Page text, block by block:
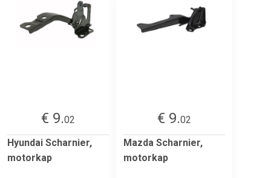
€ 9.02
Hyundai Scharnier,
motorkap
€ 9.02
Mazda Scharnier,
motorkap